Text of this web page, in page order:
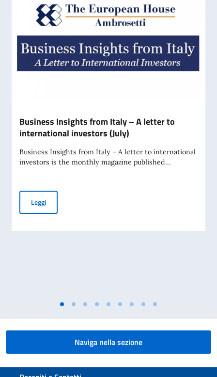
Business Insights from Italy – A letter to
international investors (July)
Business Insights from Italy – A letter to international
investors is the monthly magazine published...
LeggiBusiness Insights from Italy – A letter to international
Naviga nella sezione